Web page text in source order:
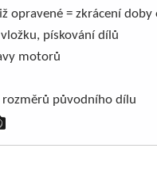
opravené = zkrácení doby
pískování dílů
motorů
rozměrů původního dílu